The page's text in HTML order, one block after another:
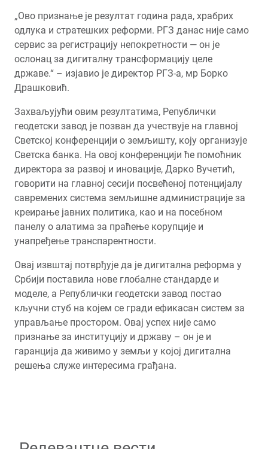
„Ово признање је резултат година рада, храбрих
одлука и стратешких реформи. РГЗ данас није само
сервис за регистрацију непокретности — он је
ослонац за дигиталну трансформацију целе
државе.“ – изјавио је директор РГЗ-а, мр Борко
Драшковић.
Захваљујући овим резултатима, Републички
геодетски завод је позван да учествује на главној
Светској конференцији о земљишту, коју организује
Светска банка. На овој конференцији ће помоћник
директора за развој и иновације, Дарко Вучетић,
говорити на главној сесији посвећеној потенцијалу
савремених система земљишне администрације за
креирање јавних политика, као и на посебном
панелу о алатима за праћење корупције и
унапређење транспарентности.
Оваj извштај потврђује да је дигитална реформа у
Србији поставила нове глобалне стандарде и
моделе, а Републички геодетски завод постао
кључни стуб на којем се гради ефикасан систем за
управљање простором. Овај успех није само
признање за институцију и државу – он је и
гаранција да живимо у земљи у којој дигитална
решења служе интересима грађана.